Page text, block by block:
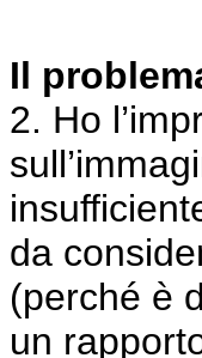
Il
2. Ho
da
(perché è
un